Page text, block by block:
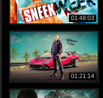
01:48:03
01:21:14